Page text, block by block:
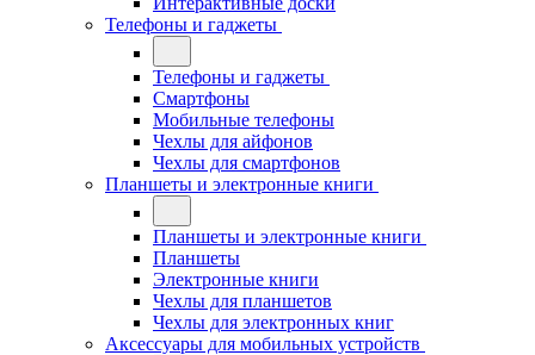
Телефоны и гаджеты
Телефоны и гаджеты
Смартфоны
Мобильные телефоны
Чехлы для айфонов
Чехлы для смартфонов
Планшеты и электронные книги
Планшеты и электронные книги
Планшеты
Электронные книги
Чехлы для планшетов
Чехлы для электронных книг
Аксессуары для мобильных устройств